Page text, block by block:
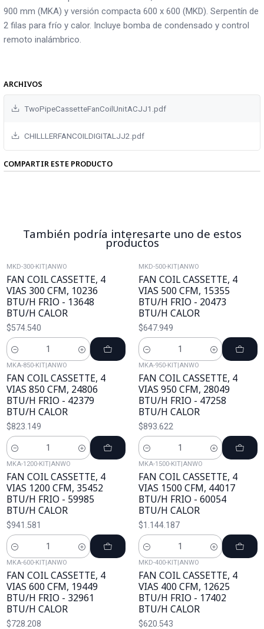
900 mm (MKA) y versión compacta 600 x 600 (MKD). Serpentín de
2 filas para frío y calor. Incluye bomba de condensado y control
remoto inalámbrico.
ARCHIVOS
TwoPipeCassetteFanCoilUnitACJJ1.pdf
CHILLLERFANCOILDIGITALJJ2.pdf
COMPARTIR ESTE PRODUCTO
También podría interesarte uno de estos
productos
MKD-300-KIT ANWO
FAN COIL CASSETTE, 4
VIAS 300 CFM, 10236
BTU/H FRIO - 13648
BTU/H CALOR
$574.540
Cantidad
MKD-500-KIT ANWO
FAN COIL CASSETTE, 4
VIAS 500 CFM, 15355
BTU/H FRIO - 20473
BTU/H CALOR
$647.949
Cantidad
MKA-850-KIT ANWO
FAN COIL CASSETTE, 4
VIAS 850 CFM, 24806
BTU/H FRIO - 42379
BTU/H CALOR
$823.149
Cantidad
MKA-950-KIT ANWO
FAN COIL CASSETTE, 4
VIAS 950 CFM, 28049
BTU/H FRIO - 47258
BTU/H CALOR
$893.622
Cantidad
MKA-1200-KIT ANWO
FAN COIL CASSETTE, 4
VIAS 1200 CFM, 35452
BTU/H FRIO - 59985
BTU/H CALOR
$941.581
Cantidad
MKA-1500-KIT ANWO
FAN COIL CASSETTE, 4
VIAS 1500 CFM, 44017
BTU/H FRIO - 60054
BTU/H CALOR
$1.144.187
Cantidad
MKA-600-KIT ANWO
FAN COIL CASSETTE, 4
VIAS 600 CFM, 19449
BTU/H FRIO - 32961
BTU/H CALOR
$728.208
MKD-400-KIT ANWO
FAN COIL CASSETTE, 4
VIAS 400 CFM, 12625
BTU/H FRIO - 17402
BTU/H CALOR
$620.543